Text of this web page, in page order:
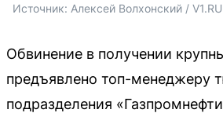
Источник: Алексей Волхонский / V1.RU
Обвинение в получении
предъявлено топ-менеджеру
подразделения